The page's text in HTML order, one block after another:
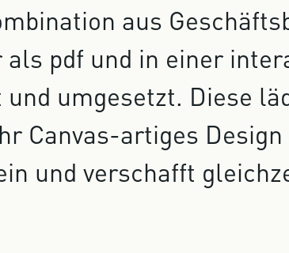
aus
als pdf und in einer
umgesetzt. Diese
Canvas-artiges Design
und verschafft